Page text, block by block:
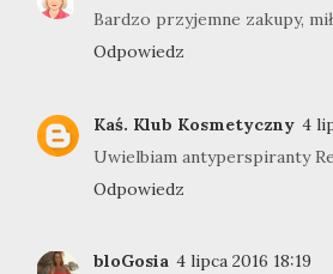
Bardzo przyjemne zakupy,
Odpowiedz
Kaś. Klub Kosmetyczny 4
Uwielbiam antyperspiranty
Odpowiedz
bloGosia 4 lipca 2016 18:19